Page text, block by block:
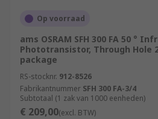
Op voorraad
ams OSRAM SFH 300 FA 50 °
Phototransistor, Through Hole
package
RS-stocknr. 912-8526
Fabrikantnummer SFH 300 FA-3/4
Subtotaal (1 zak van 1000 eenheden)
€ 209,00(excl. BTW)